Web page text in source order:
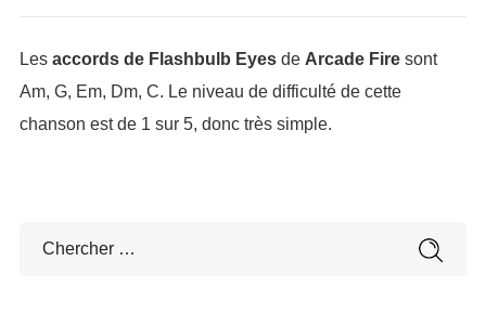
Les accords de Flashbulb Eyesde Arcade Firesont
Am, G, Em, Dm, C. Le niveau de difficulté de cette
chanson est de 1 sur 5, donc très simple.